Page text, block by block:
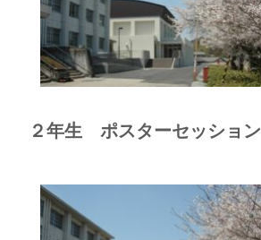
２年生 ポスターセッション